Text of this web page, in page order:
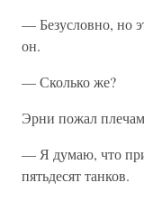
— Безусловно, но
он.
— Сколько же?
Эрни пожал
— Я думаю, что
пятьдесят танков.